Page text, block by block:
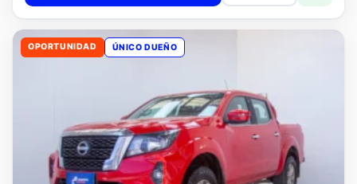
+ Comparar
OPORTUNIDAD